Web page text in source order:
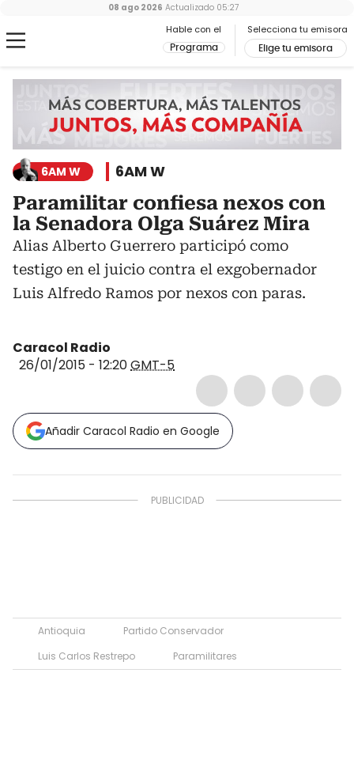
Hable con el
Programa
Selecciona tu emisora
Elige tu emisora
08 ago 2026 Actualizado 05:27
6AM W 6AM W
Paramilitar confiesa nexos con
la Senadora Olga Suárez Mira
Alias Alberto Guerrero participó como
testigo en el juicio contra el exgobernador
Luis Alfredo Ramos por nexos con paras.
Caracol Radio
26/01/2015 - 12:20GMT-5
Añadir Caracol Radio en Google
Antioquia
Partido Conservador
Luis Carlos Restrepo
Paramilitares